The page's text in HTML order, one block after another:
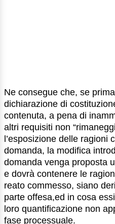
Ne consegue che, se
dichiarazione di
contenuta, a pena di
altri requisiti non
l’esposizione delle ragioni
domanda, la modifica
domanda venga proposta
e dovrà contenere le
reato commesso, siano
parte offesa,ed in cosa
loro quantificazione non
fase processuale.